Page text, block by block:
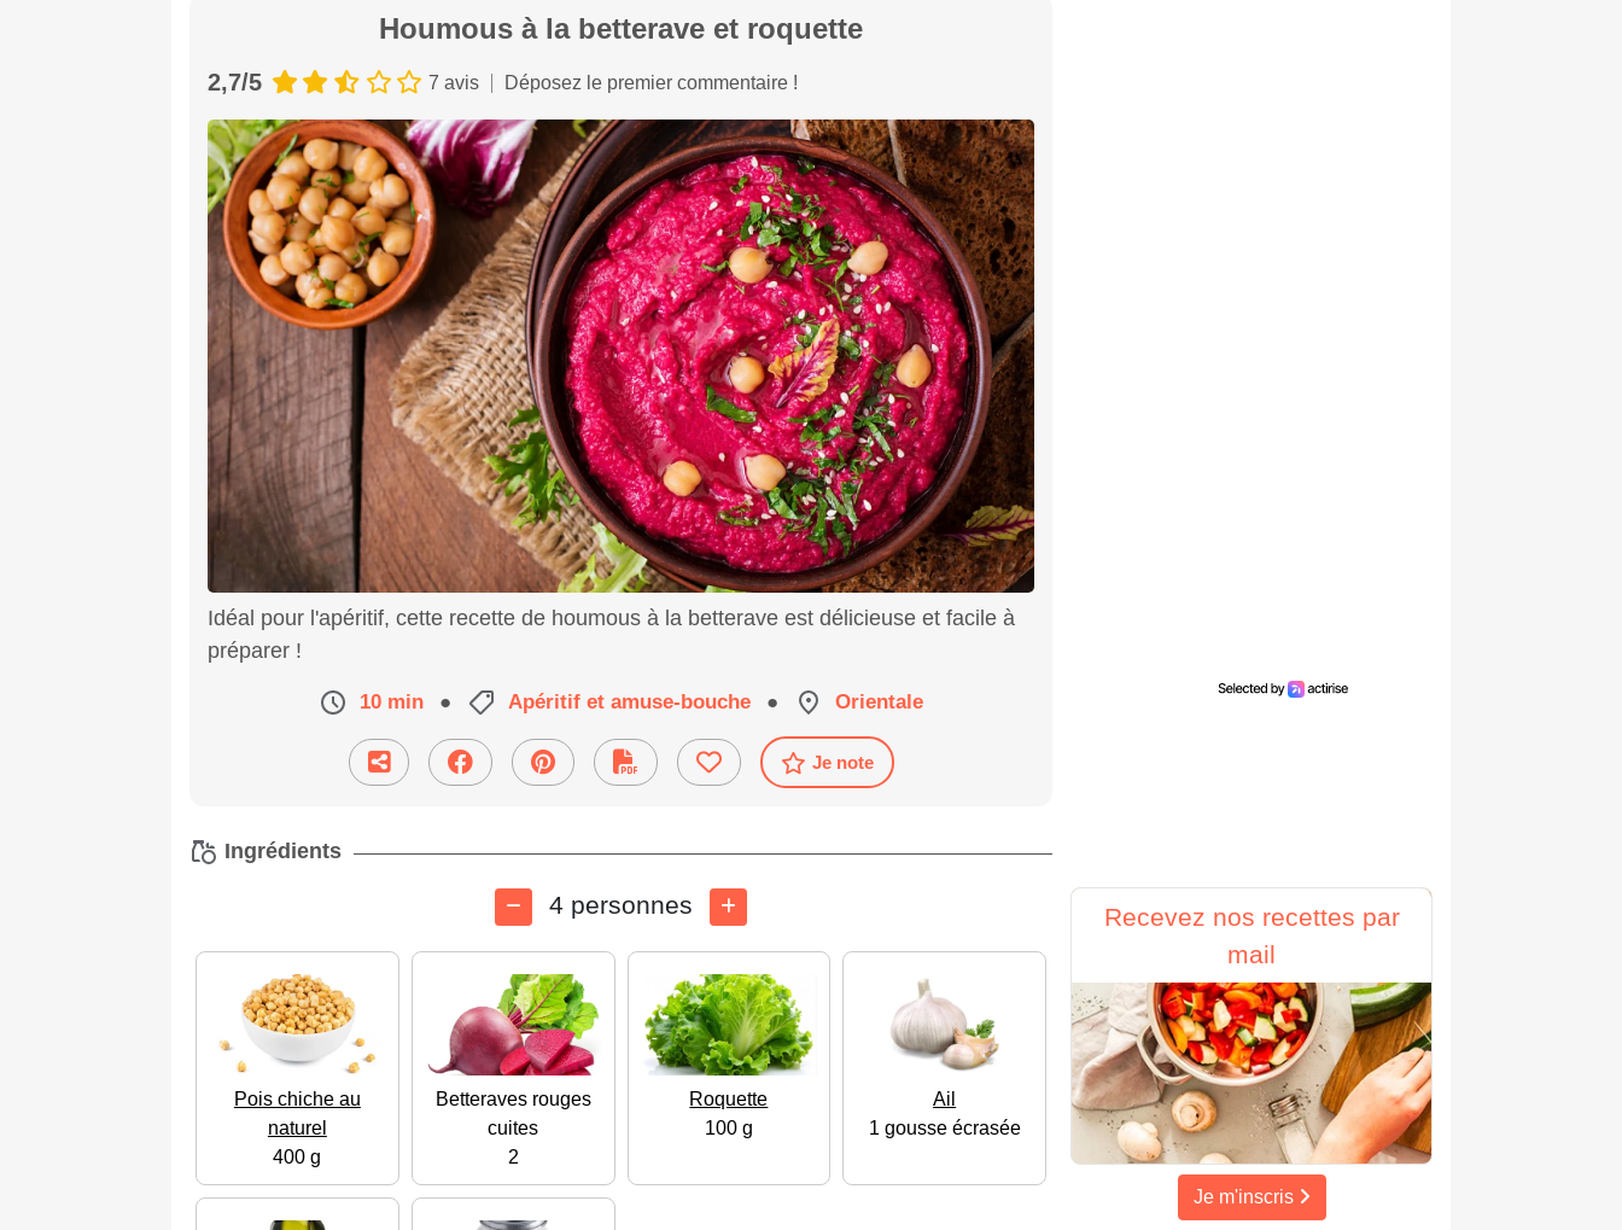
Houmous à la betterave et roquette
2,7/5 7 avis Déposez le premier commentaire !
Idéal pour l'apéritif, cette recette de houmous à la betterave est délicieuse et facile à
préparer !
10 min ● Apéritif et amuse-bouche ● Orientale
Je note
Ingrédients
4 personnes
Pois chiche au
naturel
400 g
Betteraves rouges
cuites
2
Roquette
100 g
Ail
1 gousse écrasée
Recevez nos recettes par
mail
Je m'inscris